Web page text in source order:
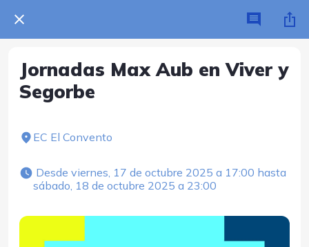
Jornadas Max Aub en Viver y
Segorbe
EC El Convento
sábado, 18 de octubre 2025 a 23:00